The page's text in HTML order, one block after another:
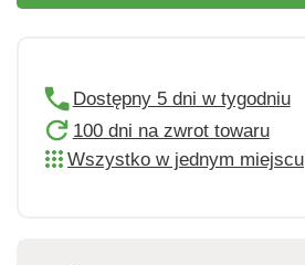
Dostępny 5 dni w tygodniu
100 dni na zwrot towaru
Wszystko w jednym miejscu